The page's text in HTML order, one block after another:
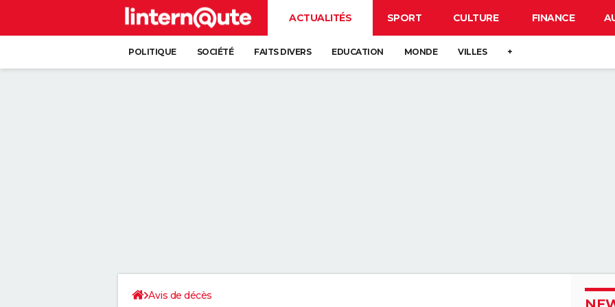
ACTUALITÉS SPORT CULTURE FINANCE
POLITIQUE SOCIÉTÉ FAITS DIVERS EDUCATION MONDE VILLES +
Avis de décès